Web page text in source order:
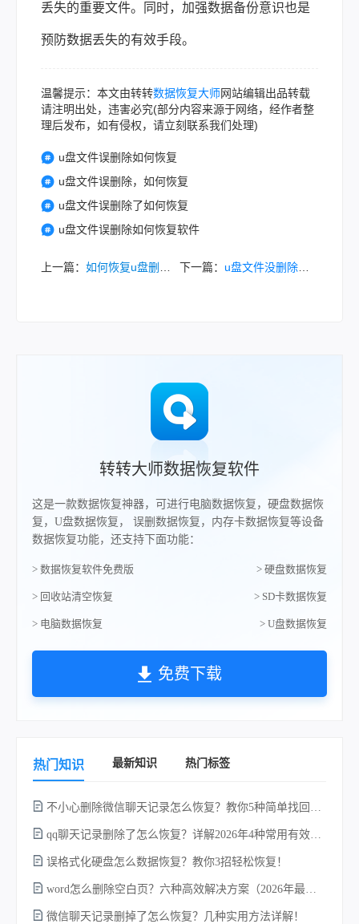
丢失的重要文件。同时，加强数据备份意识也是
预防数据丢失的有效手段。
温馨提示：本文由转转数据恢复大师网站编辑出品转载
请注明出处，违害必究(部分内容来源于网络，经作者整
理后发布，如有侵权，请立刻联系我们处理)
u盘文件误删除如何恢复
u盘文件误删除，如何恢复
u盘文件误删除了如何恢复
u盘文件误删除如何恢复软件
上一篇： 如何恢复u盘删除的文件？教你3招轻松恢复！ 下一篇： u盘文件没删除却消失了怎么找回？可以试试这几种方法！
转转大师数据恢复软件
这是一款数据恢复神器，可进行电脑数据恢复，硬盘数据恢
复，U盘数据恢复， 误删数据恢复，内存卡数据恢复等设备
数据恢复功能，还支持下面功能：
> 数据恢复软件免费版 > 硬盘数据恢复
> 回收站清空恢复 > SD卡数据恢复
> 电脑数据恢复 > U盘数据恢复
免费下载
热门知识 最新知识 热门标签
不小心删除微信聊天记录怎么恢复？教你5种简单找回的方法！
qq聊天记录删除了怎么恢复？详解2026年4种常用有效的方法（支持.db数据库提取）
误格式化硬盘怎么数据恢复？教你3招轻松恢复！
word怎么删除空白页？六种高效解决方案（2026年最新实操指南）！
微信聊天记录删掉了怎么恢复？几种实用方法详解！